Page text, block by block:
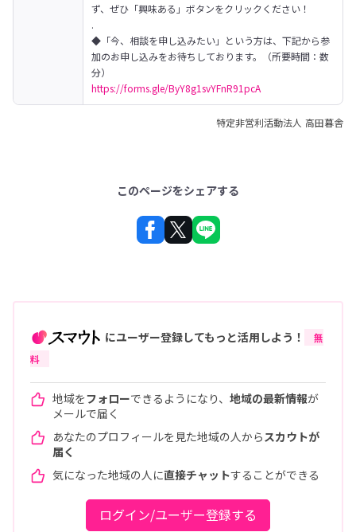
ず、ぜひ「興味ある」ボタンをクリックください！
.
◆「今、相談を申し込みたい」という方は、下記から参
加のお申し込みをお待ちしております。（所要時間：数
https://forms.gle/ByY8g1svYFnR91pcA
特定非営利活動法人 高田暮舎
このページをシェアする
にユーザー登録してもっと活用しよう！
無
料
地域をフォローできるようになり、 地域の最新情報が
メールで届く
あなたのプロフィールを見た地域の人から スカウトが
届く
気になった地域の人に直接チャットすることができる
ログイン/ユーザー登録する